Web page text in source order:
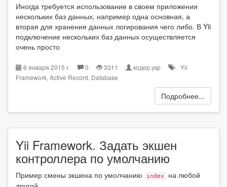
Иногда требуется использование в своем приложении
нескольких баз данных, например одна основная, а
вторая для хранения данных логирования чего либо. В Yii
подключение нескольких баз данных осуществляется
очень просто
6 января 2015 г. 0 3311 кодер.укр
Yii
Framework, Active Record, Database
Подробнее...
Yii Framework. Задать экшен
контроллера по умолчанию
Пример смены экшена по умолчанию index
на любой